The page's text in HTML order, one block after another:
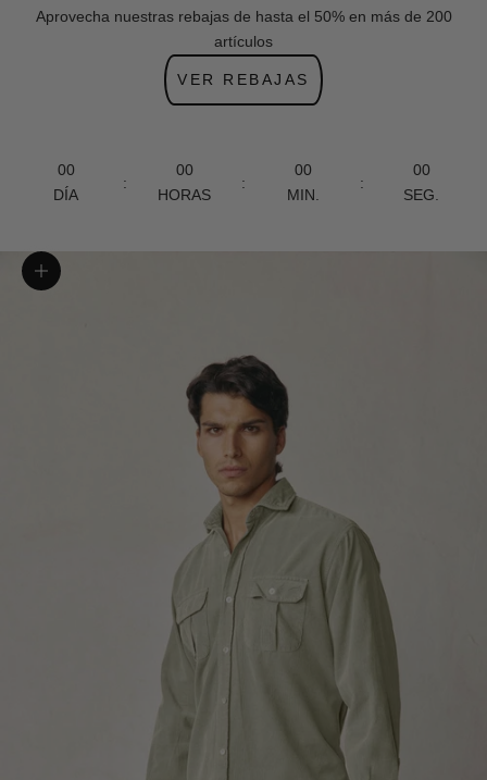
Aprovecha nuestras rebajas de hasta el 50% en más de 200
artículos
VER REBAJAS
00
DÍA
:
00
HORAS
:
00
MIN.
:
00
SEG.
Zoom